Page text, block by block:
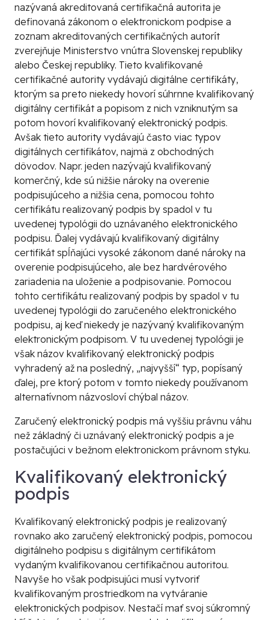
nazývaná akreditovaná certifikačná autorita je
definovaná zákonom o elektronickom podpise a
zoznam akreditovaných certifikačných autorít
zverejňuje Ministerstvo vnútra Slovenskej republiky
alebo Českej republiky. Tieto kvalifikované
certifikačné autority vydávajú digitálne certifikáty,
ktorým sa preto niekedy hovorí súhrnne kvalifikovaný
digitálny certifikát a popisom z nich vzniknutým sa
potom hovorí kvalifikovaný elektronický podpis.
Avšak tieto autority vydávajú často viac typov
digitálnych certifikátov, najmä z obchodných
dôvodov. Napr. jeden nazývajú kvalifikovaný
komerčný, kde sú nižšie nároky na overenie
podpisujúceho a nižšia cena, pomocou tohto
certifikátu realizovaný podpis by spadol v tu
uvedenej typológii do uznávaného elektronického
podpisu. Ďalej vydávajú kvalifikovaný digitálny
certifikát spĺňajúci vysoké zákonom dané nároky na
overenie podpisujúceho, ale bez hardvérového
zariadenia na uloženie a podpisovanie. Pomocou
tohto certifikátu realizovaný podpis by spadol v tu
uvedenej typológii do zaručeného elektronického
podpisu, aj keď niekedy je nazývaný kvalifikovaným
elektronickým podpisom. V tu uvedenej typológii je
však názov kvalifikovaný elektronický podpis
vyhradený až na posledný, „najvyšší“ typ, popísaný
ďalej, pre ktorý potom v tomto niekedy používanom
alternatívnom názvosloví chýbal názov.
Zaručený elektronický podpis má vyššiu právnu váhu
než základný či uznávaný elektronický podpis a je
postačujúci v bežnom elektronickom právnom styku.
Kvalifikovaný elektronický
podpis
Kvalifikovaný elektronický podpis je realizovaný
rovnako ako zaručený elektronický podpis, pomocou
digitálneho podpisu s digitálnym certifikátom
vydaným kvalifikovanou certifikačnou autoritou.
Navyše ho však podpisujúci musí vytvoriť
kvalifikovaným prostriedkom na vytváranie
elektronických podpisov. Nestačí mať svoj súkromný